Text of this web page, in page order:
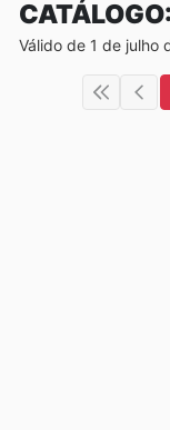
Válido de 1 de julho